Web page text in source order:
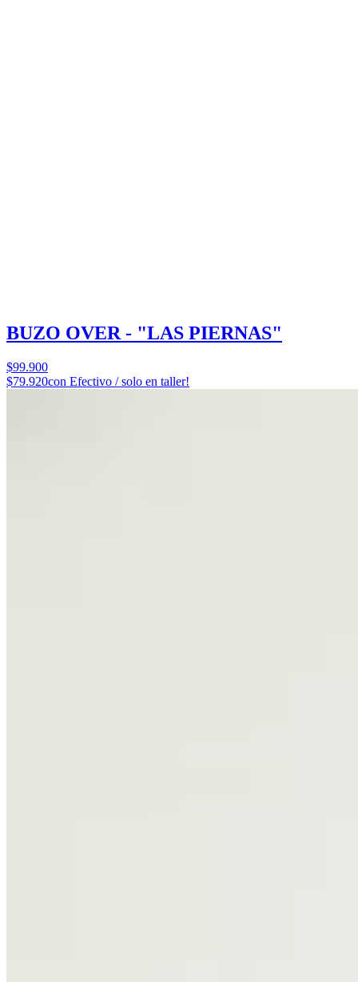
BUZO OVER - "LAS PIERNAS"
$99.900
$79.920con Efectivo / solo en taller!